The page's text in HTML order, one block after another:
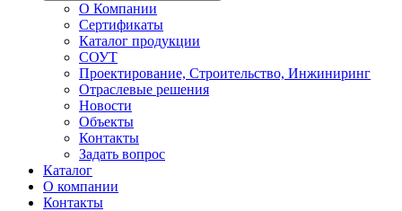
О Компании
Сертификаты
Каталог продукции
СОУТ
Проектирование, Строительство, Инжиниринг
Отраслевые решения
Новости
Объекты
Контакты
Задать вопрос
Каталог
О компании
Контакты